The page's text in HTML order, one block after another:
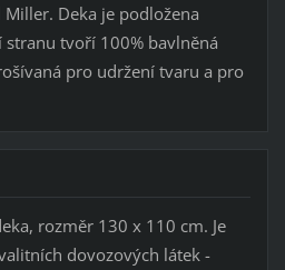
Deka je podložena
tvoří 100% bavlněná
pro udržení tvaru a pro
rozměr 130 x 110 cm. Je
dovozových látek -